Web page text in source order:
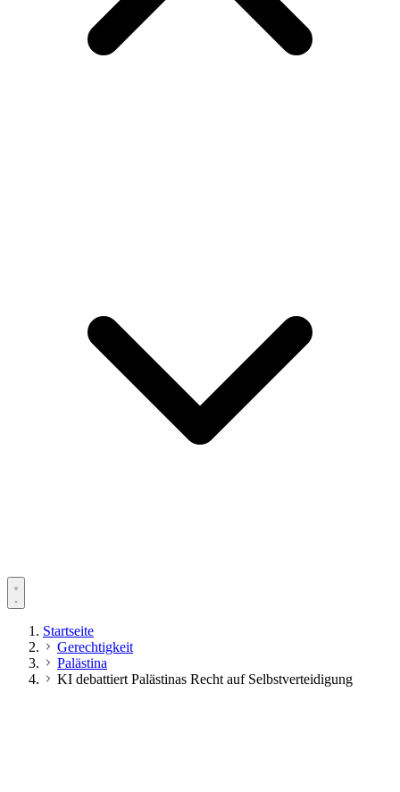
Startseite
Gerechtigkeit
Palästina
KI debattiert Palästinas Recht auf Selbstverteidigung